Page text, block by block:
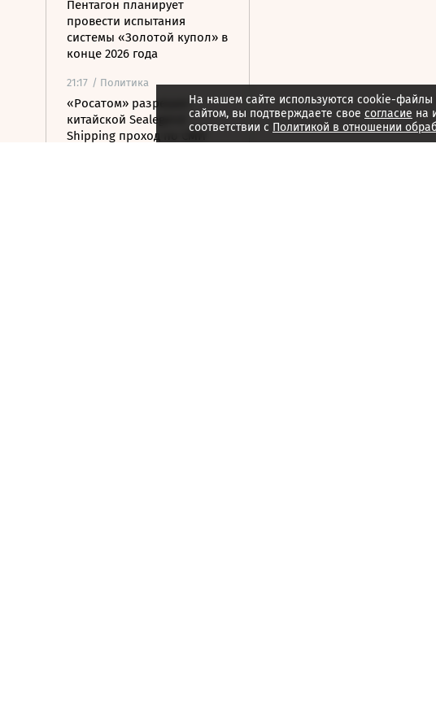
Пентагон планирует
провести испытания
системы «Золотой купол» в
конце 2026 года
21:17 / Политика
«Росатом» разрешил
китайской Sealegend
Shipping проход по СМП
На нашем сайте используются cookie-файлы
сайтом, вы подтверждаете свое согласие на
соответствии с Политикой в отношении